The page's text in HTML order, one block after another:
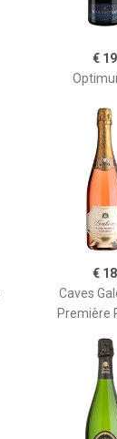
€
€
Caves
Première